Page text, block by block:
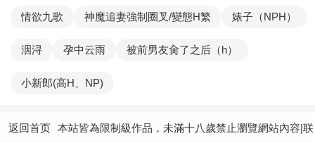
情欲九歌 神魔追妻強制圈叉/變態H繁 婊子（NPH）
洇浔 孕中云雨 被前男友肏了之后（h）
小新郎(高H、NP)
返回首页 本站皆為限制級作品，未滿十八歲禁止瀏覽網站內容|联